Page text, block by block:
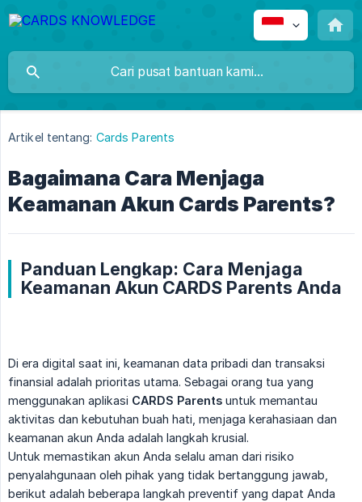
Artikel tentang: Cards Parents
Bagaimana Cara Menjaga
Keamanan Akun Cards Parents?
Panduan Lengkap: Cara Menjaga
Keamanan Akun CARDS Parents Anda
Di era digital saat ini, keamanan data pribadi dan transaksi
finansial adalah prioritas utama. Sebagai orang tua yang
menggunakan aplikasi CARDS Parents untuk memantau
aktivitas dan kebutuhan buah hati, menjaga kerahasiaan dan
keamanan akun Anda adalah langkah krusial.
Untuk memastikan akun Anda selalu aman dari risiko
penyalahgunaan oleh pihak yang tidak bertanggung jawab,
berikut adalah beberapa langkah preventif yang dapat Anda